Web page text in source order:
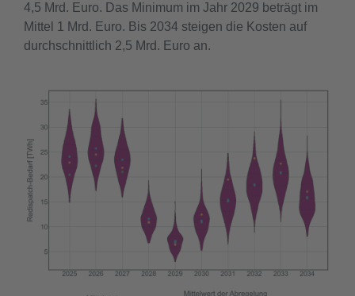
4,5 Mrd. Euro. Das Minimum im Jahr 2029 beträgt im
Mittel 1 Mrd. Euro. Bis 2034 steigen die Kosten auf
durchschnittlich 2,5 Mrd. Euro an.